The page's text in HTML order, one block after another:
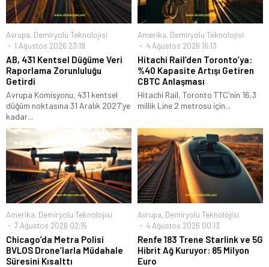
Avrupa, Demiryolu Teknolojisi
1 Ağustos 2026 23:18
AB, 431 Kentsel Düğüme Veri
Raporlama Zorunluluğu
Getirdi
Avrupa Komisyonu, 431 kentsel
düğüm noktasına 31 Aralık 2027'ye
kadar...
Amerika, Demiryolu Teknolojisi
4 Ağustos 2026 16:13
Hitachi Rail’den Toronto’ya:
%40 Kapasite Artışı Getiren
CBTC Anlaşması
Hitachi Rail, Toronto TTC'nin 16,3
millik Line 2 metrosu için...
Amerika, Demiryolu Teknolojisi
7 Ağustos 2026 02:15
Chicago’da Metra Polisi
BVLOS Drone’larla Müdahale
Süresini Kısalttı
Avrupa, Demiryolu Teknolojisi
4 Ağustos 2026 00:13
Renfe 183 Trene Starlink ve 5G
Hibrit Ağ Kuruyor: 85 Milyon
Euro